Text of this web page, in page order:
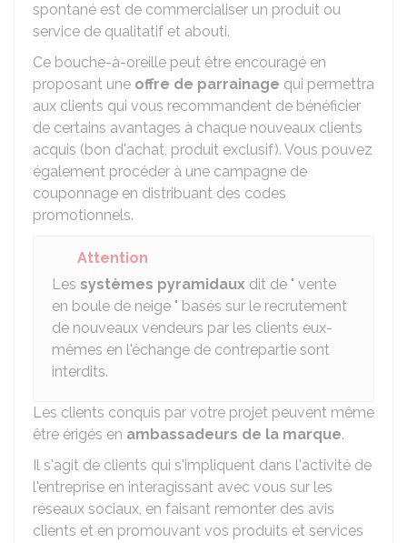
spontané est de commercialiser un produit ou
service de qualitatif et abouti.
Ce bouche-à-oreille peut être encouragé en
proposant une offre de parrainage qui permettra
aux clients qui vous recommandent de bénéficier
de certains avantages à chaque nouveaux clients
acquis (bon d'achat, produit exclusif). Vous pouvez
également procéder à une campagne de
couponnage en distribuant des codes
promotionnels.
Attention
Les systèmes pyramidaux dit de " vente
en boule de neige " basés sur le recrutement
de nouveaux vendeurs par les clients eux-
mêmes en l'échange de contrepartie sont
interdits.
Les clients conquis par votre projet peuvent même
être érigés en ambassadeurs de la marque.
Il s'agit de clients qui s'impliquent dans l'activité de
l'entreprise en interagissant avec vous sur les
réseaux sociaux, en faisant remonter des avis
clients et en promouvant vos produits et services